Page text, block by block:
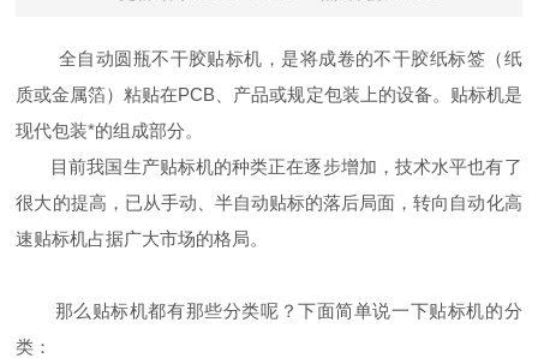
全自动圆瓶不干胶贴标机，是将成卷的不干胶纸标签（纸
质或金属箔）粘贴在PCB、产品或规定包装上的设备。贴标机是
现代包装*的组成部分。
目前我国生产贴标机的种类正在逐步增加，技术水平也有了
很大的提高，已从手动、半自动贴标的落后局面，转向自动化高
速贴标机占据广大市场的格局。
那么贴标机都有那些分类呢？下面简单说一下贴标机的分
类 ：